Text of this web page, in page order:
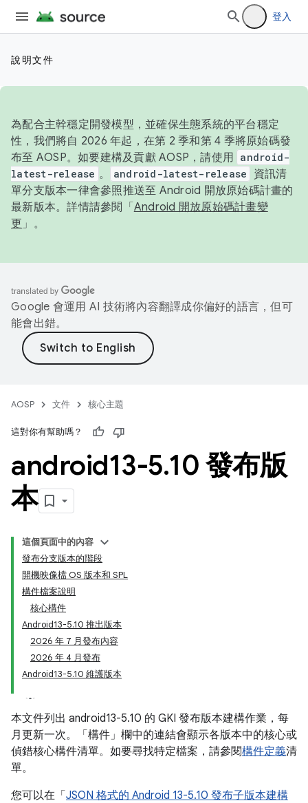
登入
說明文件
為配合主幹穩定開發模型，並確保生態系統的平台穩定
性，我們將自 2026 年起，在第 2 季和第 4 季將原始碼發
布至 AOSP。如要建構及貢獻 AOSP，請使用 android-
latest-release 。 android-latest-release
資訊清
單分支版本一律會參照推送至 Android 開放原始碼計畫的
最新版本。詳情請參閱「 Android 開放原始碼計畫變
更 」。
Google 會運用 AI 技術將內容翻譯成你偏好的語言，但可
能會出錯。
AOSP 文件 核心主題
這對你有幫助嗎？
android13-5.10 發布版
本
這個頁面中的內容
發布分支版本的階段
開機映像檔 OS 版本和 SPL
構件檔案說明
核心構件
Android13-5.10 推出版本
2026 年 7 月發布內容
2026 年 4 月發布
Android13-5.10 維護版本
本文件列出 android13-5.10 的 GKI 發布版本建構作業，每
月更新一次。「構件」 欄中的連結會顯示各版本中的核心或
偵錯核心構件清單。如要尋找特定檔案，請參閱構件定義清
單。
您可以在「 JSON 格式的 Android 13-5.10 發布子版本建構